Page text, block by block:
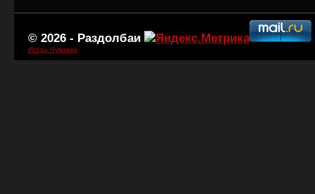
© 2026 - Раздолбаи
Игорь Чувакин